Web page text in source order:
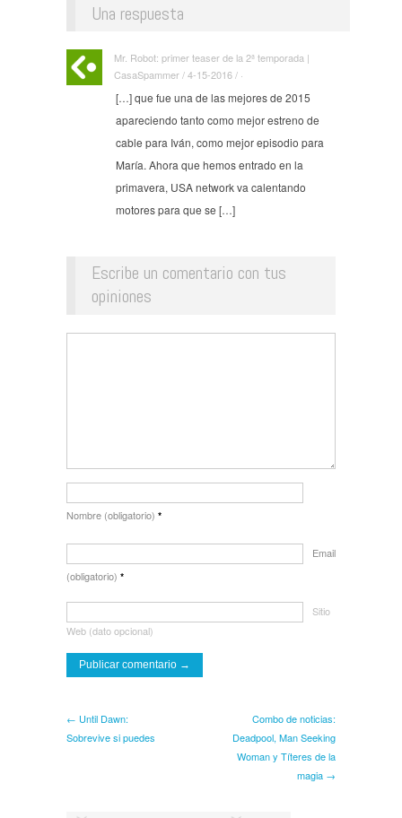
Una respuesta
Mr. Robot: primer teaser de la 2ª temporada |
CasaSpammer / 4-15-2016 / ·
[…] que fue una de las mejores de 2015
apareciendo tanto como mejor estreno de
cable para Iván, como mejor episodio para
María. Ahora que hemos entrado en la
primavera, USA network va calentando
motores para que se […]
Escribe un comentario con tus
opiniones
Nombre (obligatorio) *
Email
(obligatorio) *
Sitio
Web (dato opcional)
← Until Dawn:
Sobrevive si puedes
Combo de noticias:
Deadpool, Man Seeking
Woman y Títeres de la
magia →